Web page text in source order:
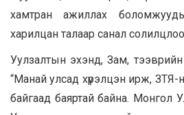
хамтран ажиллах
харилцан талаар санал
Уулзалтын эхэнд, Зам,
“Манай улсад хүрэлцэн ирж,
байгаад баяртай байна. Монгол